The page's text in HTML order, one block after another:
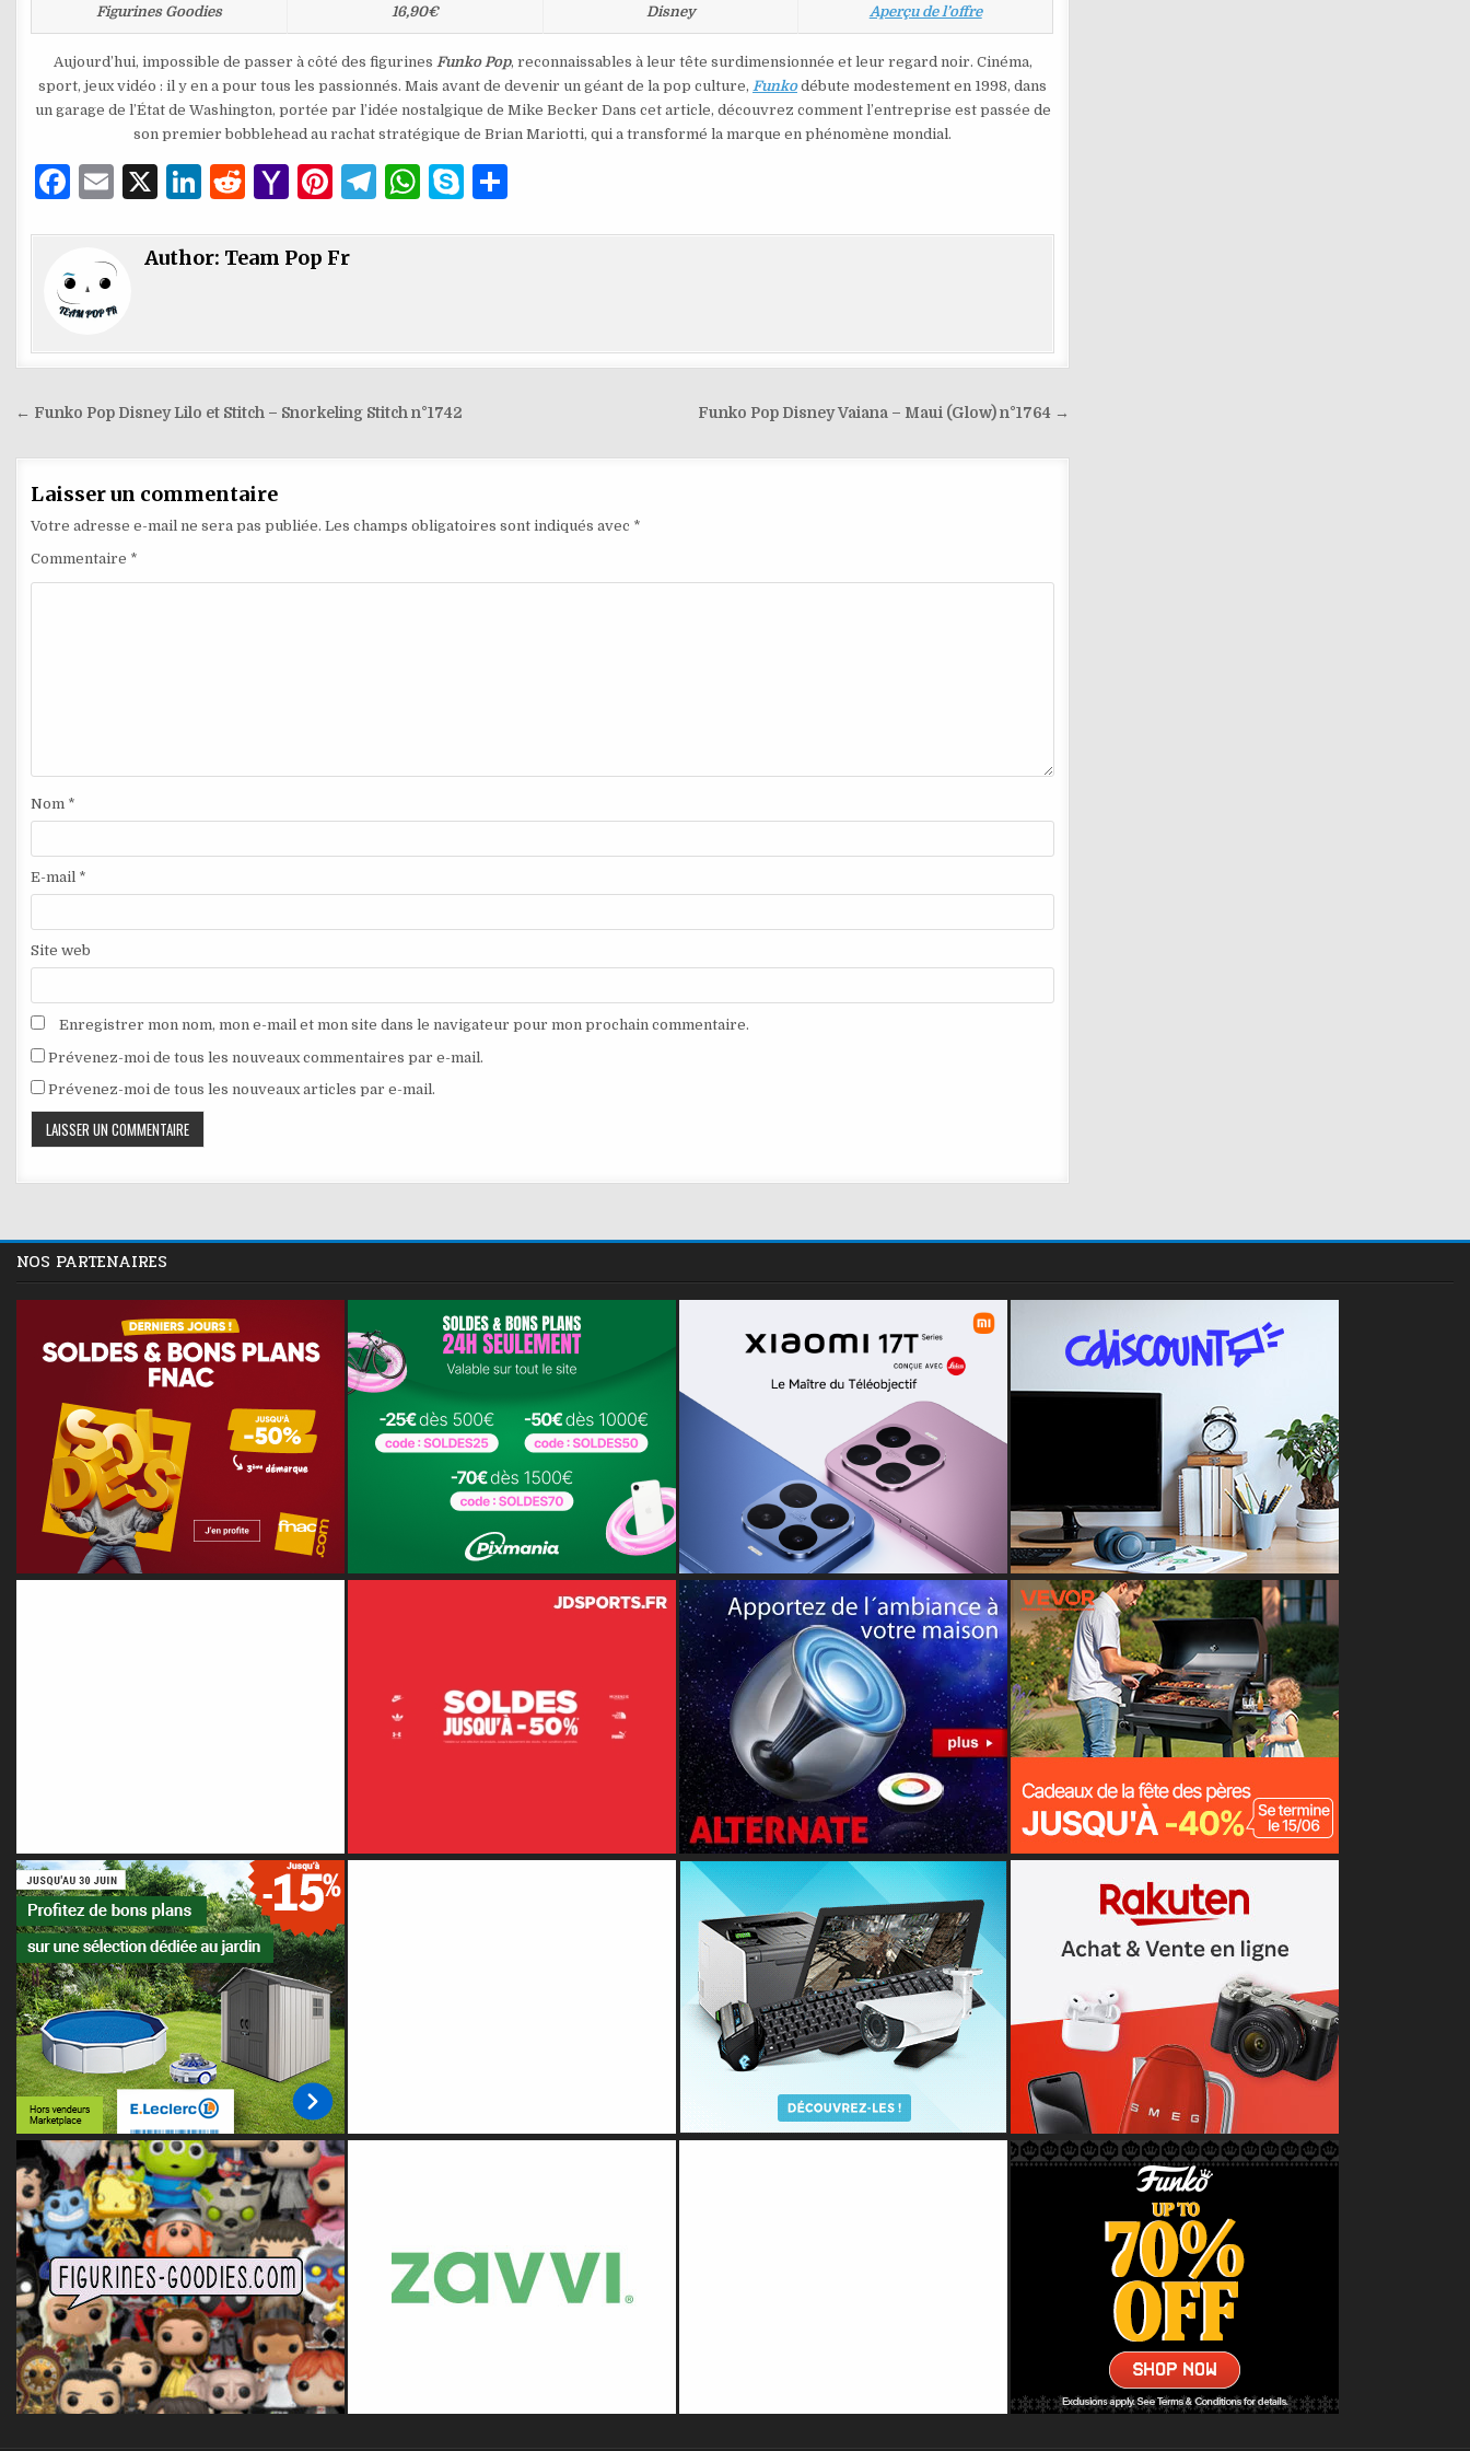
Figurines Goodies 16,90€ Disney Aperçu de l’offre
Aujourd’hui, impossible de passer à côté des figurines Funko Pop, reconnaissables à leur tête surdimensionnée et leur regard noir. Cinéma,
sport, jeux vidéo : il y en a pour tous les passionnés. Mais avant de devenir un géant de la pop culture, Funkodébute modestement en 1998, dans
un garage de l’État de Washington, portée par l’idée nostalgique de Mike Becker Dans cet article, découvrez comment l’entreprise est passée de
son premier bobblehead au rachat stratégique de Brian Mariotti, qui a transformé la marque en phénomène mondial.
F
e
b
o
k
E
l
X
Li
k
n
R
d
Y
h
M
l
Pi
te
T
m
W
p
S
Author: Team Pop Fr
Navigation
l’article
Funko Pop Disney Vaiana – Maui (Glow) n°1764 →
← Funko Pop Disney Lilo et Stitch – Snorkeling Stitch n°1742
Laisser un commentaire
Votre adresse e-mail ne sera pas publiée. Les champs obligatoires sont indiqués avec *
Commentaire *
Nom *
E-mail *
Site web
Enregistrer mon nom, mon e-mail et mon site dans le navigateur pour mon prochain commentaire.
Prévenez-moi de tous les nouveaux commentaires par e-mail.
Prévenez-moi de tous les nouveaux articles par e-mail.
NOS PARTENAIRES